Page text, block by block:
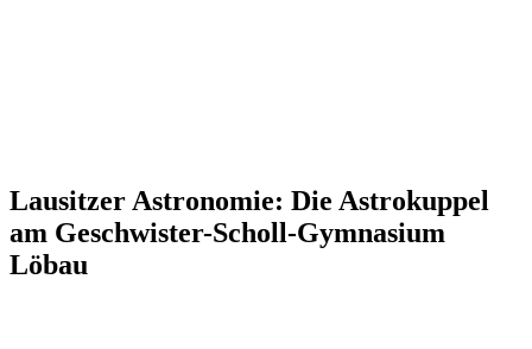
Lausitzer Astronomie: Die Astrokuppel
am Geschwister-Scholl-Gymnasium
Löbau